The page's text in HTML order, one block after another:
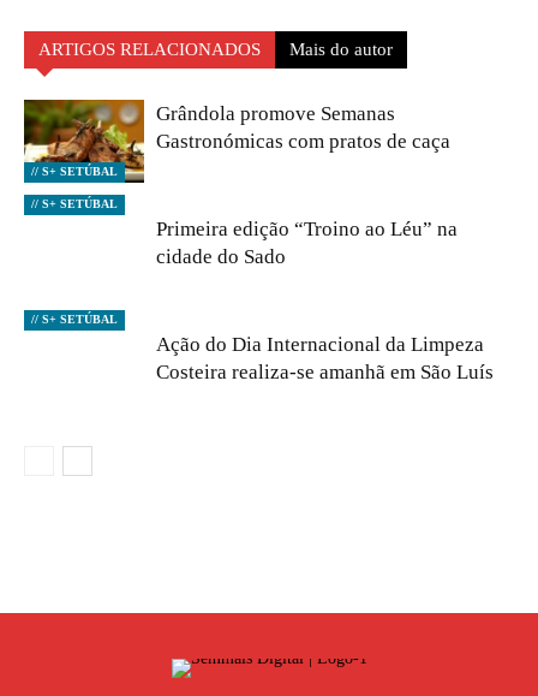
ARTIGOS RELACIONADOS Mais do autor
// S+ SETÚBAL
Grândola promove Semanas
Gastronómicas com pratos de caça
// S+ SETÚBAL
Primeira edição “Troino ao Léu” na
cidade do Sado
// S+ SETÚBAL
Ação do Dia Internacional da Limpeza
Costeira realiza-se amanhã em São Luís